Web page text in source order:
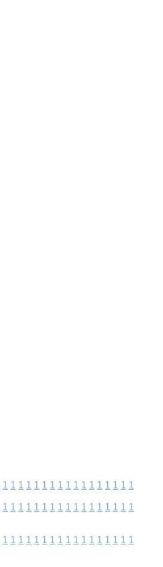
1 1 1 1 1 1 1 1 1 1 1 1 1 1 1 1 1
1 1 1 1 1 1 1 1 1 1 1 1 1 1 1 1 1
1 1 1 1 1 1 1 1 1 1 1 1 1 1 1 1 1